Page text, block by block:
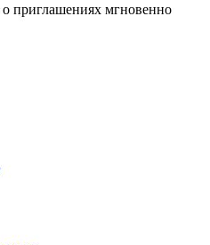
приглашениях мгновенно